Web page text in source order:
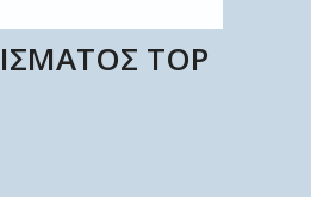
TOP